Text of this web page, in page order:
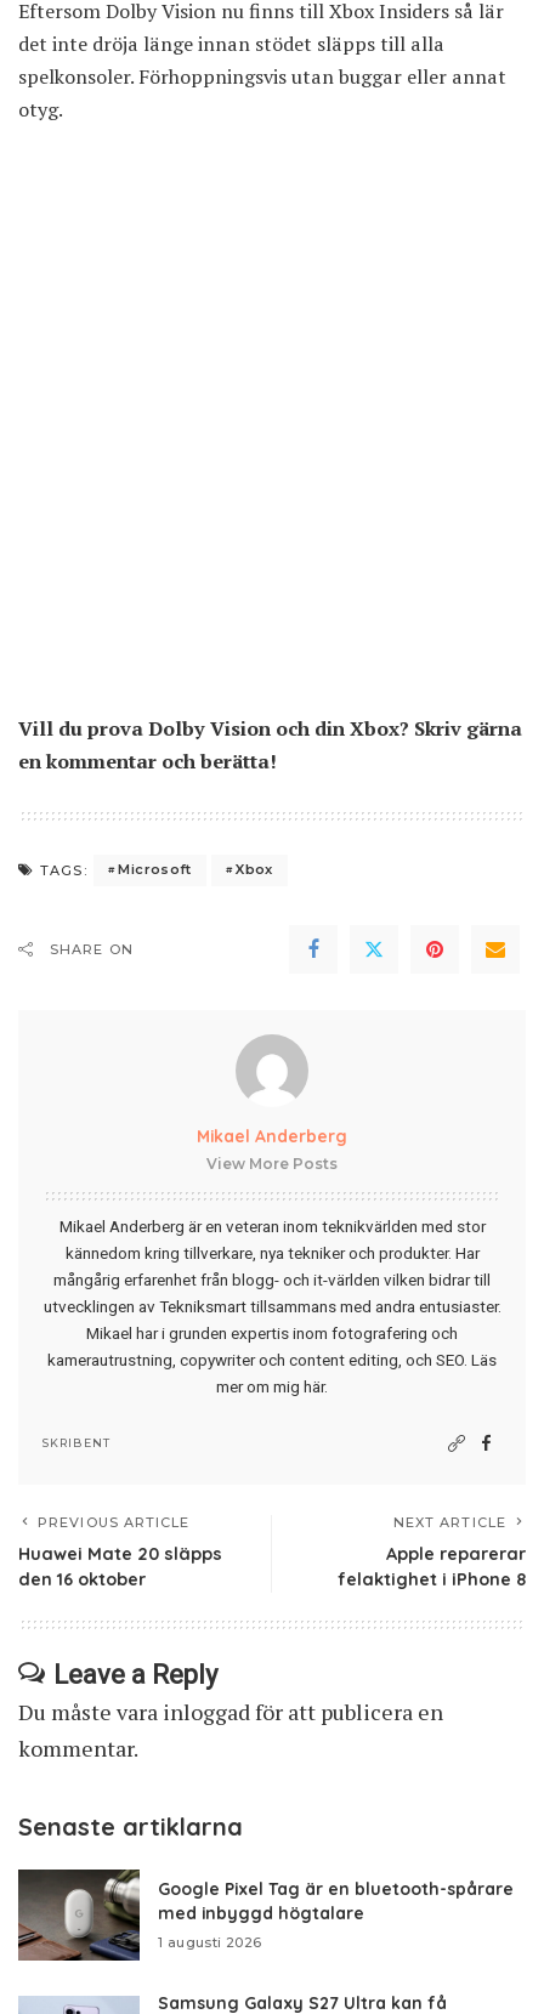
Eftersom Dolby Vision nu finns till Xbox Insiders så lär
det inte dröja länge innan stödet släpps till alla
spelkonsoler. Förhoppningsvis utan buggar eller annat
otyg.
Vill du prova Dolby Vision och din Xbox? Skriv gärna
en kommentar och berätta!
TAGS: Microsoft Xbox
SHARE ON
Mikael Anderberg
View More Posts
Mikael Anderberg är en veteran inom teknikvärlden med stor
kännedom kring tillverkare, nya tekniker och produkter. Har
mångårig erfarenhet från blogg- och it-världen vilken bidrar till
utvecklingen av Tekniksmart tillsammans med andra entusiaster.
Mikael har i grunden expertis inom fotografering och
kamerautrustning, copywriter och content editing, och SEO. Läs
mer om mig här.
SKRIBENT
PREVIOUS ARTICLE
Huawei Mate 20 släpps
den 16 oktober
NEXT ARTICLE
Apple reparerar
felaktighet i iPhone 8
Leave a Reply
Du måste vara inloggad för att publicera en
kommentar.
Senaste artiklarna
Google Pixel Tag är en bluetooth-spårare
med inbyggd högtalare
1 augusti 2026
Samsung Galaxy S27 Ultra kan få